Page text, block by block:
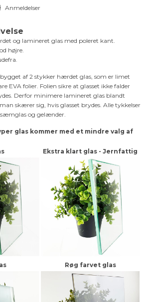
Anmeldelser
og lamineret glas med poleret kant.
højre.
af 2 stykker hærdet glas, som er limet
EVA folier. Folien sikre at glasset ikke falder
Derfor minimere lamineret glas blandt
skærer sig, hvis glasset brydes. Alle tykkelser
og gelænder.
glas kommer med et mindre valg af
Ekstra klart glas - Jernfattig
Røg farvet glas